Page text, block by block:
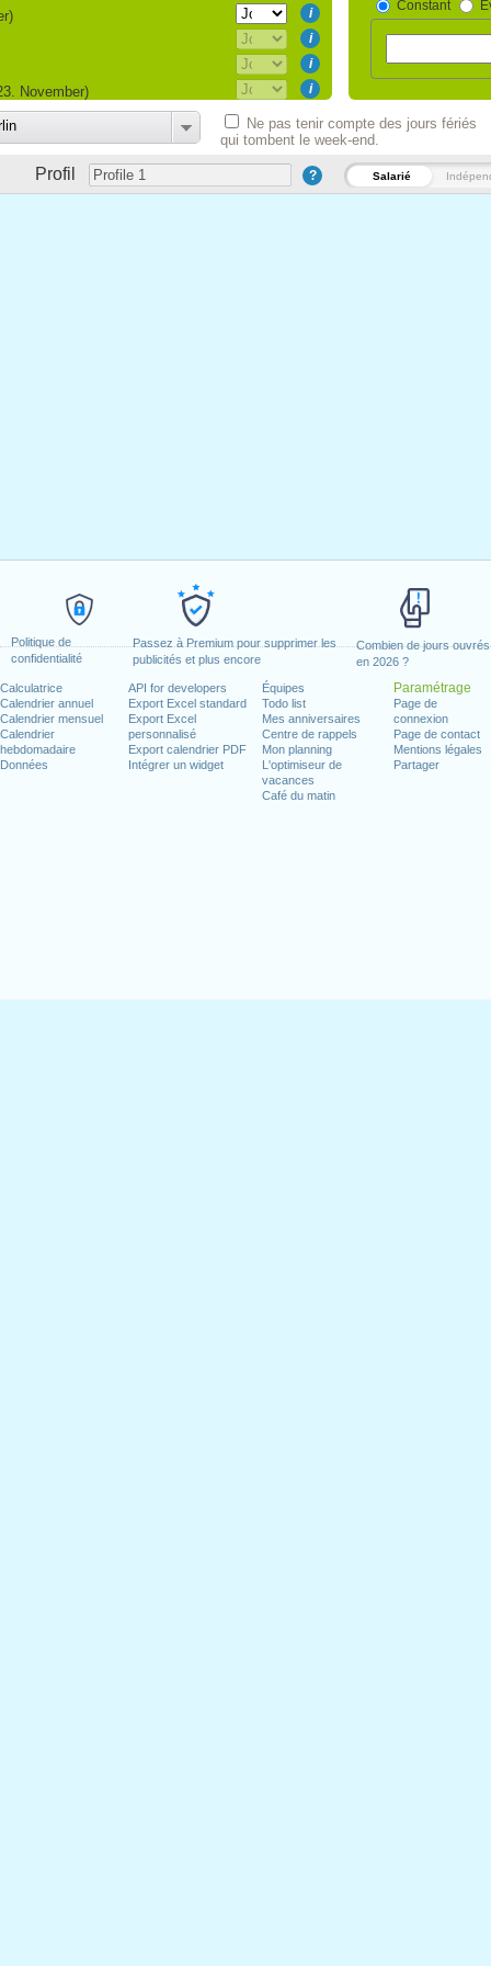
Politique de
confidentialité
Passez à Premium pour supprimer les
publicités et plus encore
Combien de jours ouvrés
en 2026 ?
Calculatrice
Calendrier annuel
Calendrier mensuel
Calendrier
hebdomadaire
Données
API for developers
Export Excel standard
Export Excel
personnalisé
Export calendrier PDF
Intégrer un widget
Équipes
Todo list
Mes anniversaires
Centre de rappels
Mon planning
L'optimiseur de
vacances
Café du matin
Paramétrage
Page de
connexion
Page de contact
Mentions légales
Partager
Constant
Profil ? Salarié
i
i
i
November)
i
i
i
i
Ne pas tenir compte des jours fériés
qui tombent le week-end.